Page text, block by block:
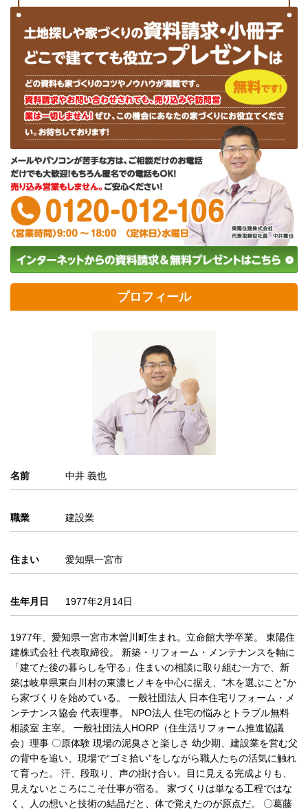
プロフィール
名前 中井 義也
職業 建設業
住まい 愛知県一宮市
生年月日 1977年2月14日
1977年、愛知県一宮市木曽川町生まれ。立命館大学卒業。 東陽住
建株式会社 代表取締役。 新築・リフォーム・メンテナンスを軸に
「建てた後の暮らしを守る」住まいの相談に取り組む一方で、新
築は岐阜県東白川村の東濃ヒノキを中心に据え、“木を選ぶこと”か
ら家づくりを始めている。 一般社団法人 日本住宅リフォーム・メ
ンテナンス協会 代表理事。 NPO法人 住宅の悩みとトラブル無料
相談室 主宰。 一般社団法人HORP（住生活リフォーム推進協議
会）理事 〇原体験 現場の泥臭さと楽しさ 幼少期、建設業を営む父
の背中を追い、現場で“ゴミ拾い”をしながら職人たちの活気に触れ
て育った。 汗、段取り、声の掛け合い。目に見える完成よりも、
見えないところにこそ仕事が宿る。 家づくりは単なる工程ではな
く、人の想いと技術の結晶だと、体で覚えたのが原点だ。 〇葛藤